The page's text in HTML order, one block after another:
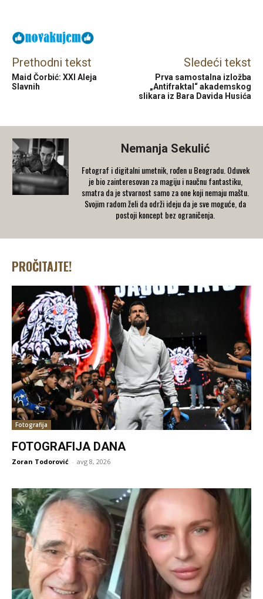
Prethodni tekst
Maid Čorbić: XXI Aleja
Slavnih
Sledeći tekst
Prva samostalna izložba
„Antifraktal“ akademskog
slikara iz Bara Davida Husića
Nemanja Sekulić
Fotograf i digitalni umetnik, rođen u Beogradu. Oduvek
je bio zainteresovan za magiju i naučnu fantastiku,
smatra da je stvarnost samo za one koji nemaju maštu.
Svojim radom želi da održi ideju da je sve moguće, da
postoji koncept bez ograničenja.
PROČITAJTE!
Fotografija
FOTOGRAFIJA DANA
Zoran Todorović - avg 8, 2026